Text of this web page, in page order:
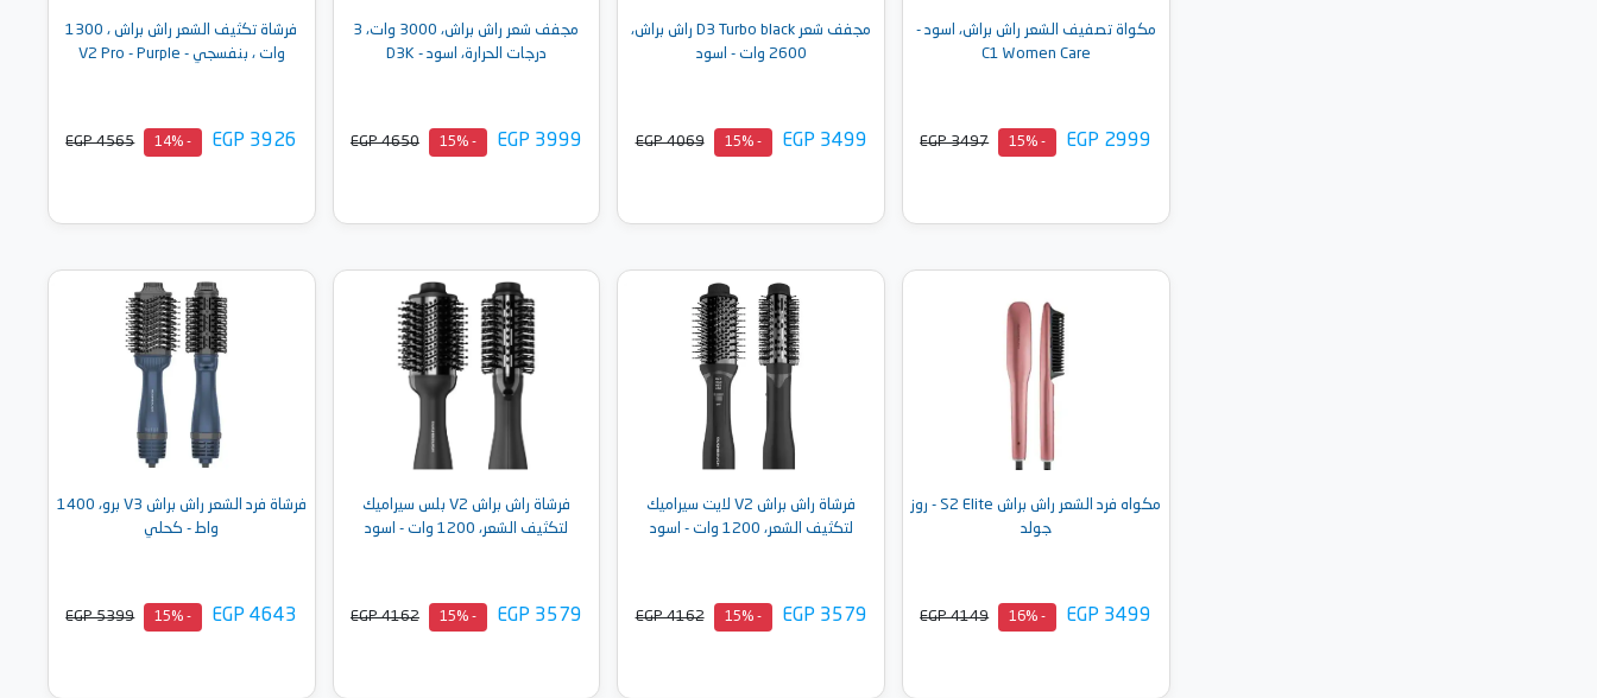
مكواة تصفيف الشعر راش براش، اسود -
C1 Women Care
EGP 2999
- 15%
EGP 3497
أضف إلى السلة
مجفف شعر D3 Turbo black راش براش،
2600 وات - اسود
EGP 3499
- 15%
EGP 4069
أضف إلى السلة
مجفف شعر راش براش، 3000 وات، 3
درجات الحرارة، اسود - D3K
EGP 3999
- 15%
EGP 4650
أضف إلى السلة
فرشاة تكثيف الشعر راش براش ، 1300
وات ، بنفسجي - V2 Pro - Purple
EGP 3926
- 14%
EGP 4565
أضف إلى السلة
مكواه فرد الشعر راش براش S2 Elite - روز
جولد
EGP 3499
- 16%
EGP 4149
فرشاة راش براش V2 لايت سيراميك
لتكثيف الشعر، 1200 وات - اسود
EGP 3579
- 15%
EGP 4162
فرشاة راش براش V2 بلس سيراميك
لتكثيف الشعر، 1200 وات - اسود
EGP 3579
- 15%
EGP 4162
فرشاة فرد الشعر راش براش V3 برو، 1400
واط - كحلي
EGP 4643
- 15%
EGP 5399